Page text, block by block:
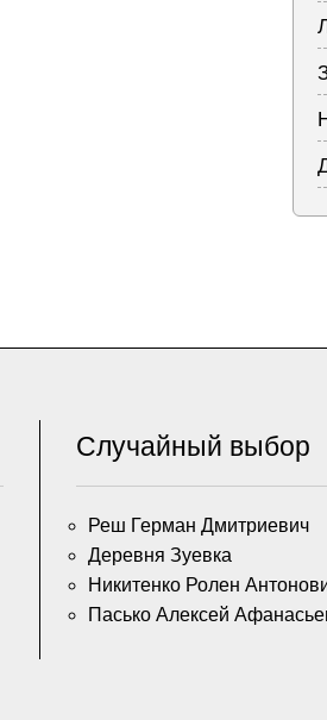
Случайный выбор
Реш Герман Дмитриевич
Деревня Зуевка
Никитенко Ролен
Пасько Алексей